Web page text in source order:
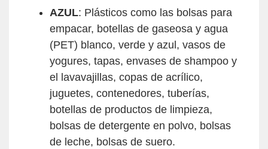
AZUL: Plásticos como las bolsas para
empacar, botellas de gaseosa y agua
(PET) blanco, verde y azul, vasos de
yogures, tapas, envases de shampoo y
el lavavajillas, copas de acrílico,
juguetes, contenedores, tuberías,
botellas de productos de limpieza,
bolsas de detergente en polvo, bolsas
de leche, bolsas de suero.